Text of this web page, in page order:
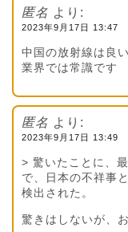
匿名 より:
2023年9月17日 13:47
中国の放射線は良
業界では常識です
匿名 より:
2023年9月17日 13:49
> 驚いたことに、
で、日本の不祥事
検出された。
驚きはしないが、